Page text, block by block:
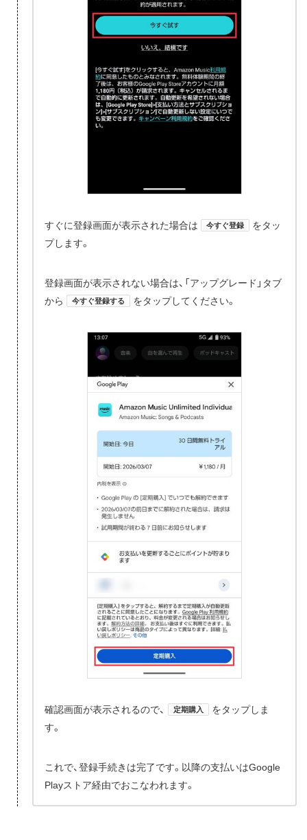
すぐに登録画面が表示された場合は 今すぐ登録
をタッ
プします。
登録画面が表示されない場合は、「アップグレード」タブ
から
今すぐ登録する をタップしてください。
確認画面が表示されるので、 定期購入
をタップしま
す。
これで、登録手続きは完了です。以降の支払いはGoogle
Playストア経由でおこなわれます。